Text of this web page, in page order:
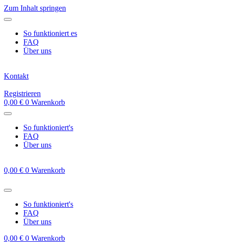
Zum Inhalt springen
So funktioniert es
FAQ
Über uns
Kontakt
Registrieren
0,00 € 0 Warenkorb
So funktioniert's
FAQ
Über uns
0,00 € 0 Warenkorb
So funktioniert's
FAQ
Über uns
0,00 € 0 Warenkorb